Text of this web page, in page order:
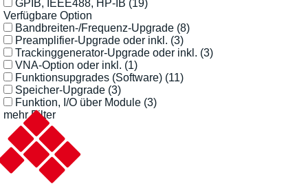
GPIB, IEEE488, HP-IB (19)
Verfügbare Option
Bandbreiten-/Frequenz-Upgrade (8)
Preamplifier-Upgrade oder inkl. (3)
Trackinggenerator-Upgrade oder inkl. (3)
VNA-Option oder inkl. (1)
Funktionsupgrades (Software) (11)
Speicher-Upgrade (3)
Funktion, I/O über Module (3)
mehr Filter